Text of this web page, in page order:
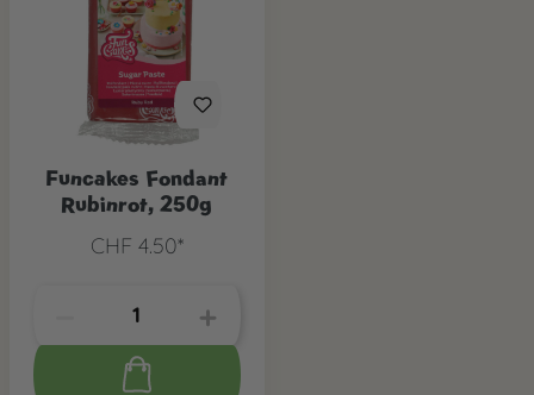
Funcakes Fondant
Rubinrot, 250g
CHF 4.50*